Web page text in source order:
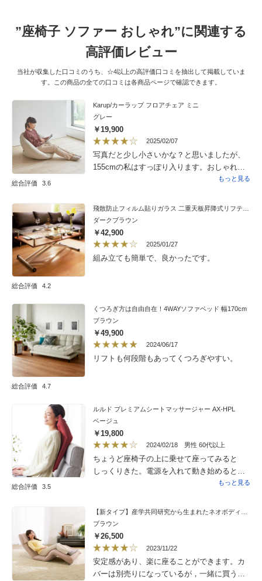
”座椅子 ソファー おしゃれ”に関連する
高評価レビュー
当社が収集した口コミのうち、☆4以上の高評価口コミを抽出して掲載していま
す。この商品の全ての口コミは各商品ページで確認できます。
総合評価 3.6
Karup/カーラップ フロアチェア ミニ
グレー
￥19,900
2025/02/07
写真だと少し小さいかな？と思いましたが、
155cmの私はすっぽり入ります。おしゃれ座
もっと見る
総合評価 4.2
ダークブラウン
￥42,900
2025/01/27
組み立ても簡単で、良かったです。
総合評価 4.7
くつろぎ方は自由自在！4WAYソファベッド 幅170cm
ブラウン
￥49,900
2024/06/17
リフトも何段階もあってくつろぎやすい。
総合評価 3.5
ルルド プレミアムシートマッサージャー AX-HPL
ベージュ
￥19,800
2024/02/18 男性 60代以上
ちょうど座椅子の上に乗せて座ってみると
しっくりきた。電源を入れて動き始めると何
とか強さも大丈夫で、ちょっと切れるまでの
もっと見る
ブラウン
￥26,500
2023/11/22
安定感があり、楽に座ることができます。カ
バーは別売りになっているが，一緒に買うと